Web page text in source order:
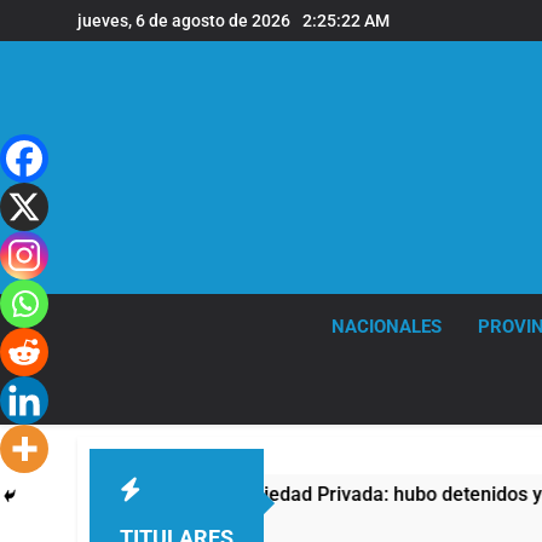
al
jueves, 6 de agosto de 2026 2:25:23 AM
NACIONALES
la Ley de Propiedad Privada: hubo detenidos y